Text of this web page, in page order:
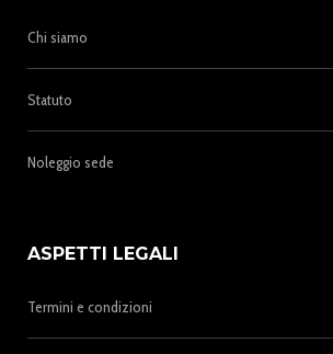
Chi siamo
Statuto
Noleggio sede
ASPETTI LEGALI
Termini e condizioni